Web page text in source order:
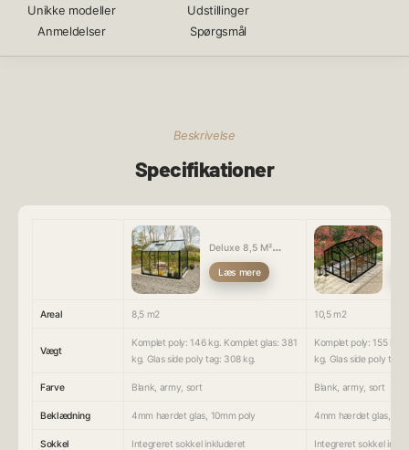
Unikke modeller
Udstillinger
Anmeldelser
Spørgsmål
Beskrivelse
Specifikationer
Deluxe 8,5 M²
drivhus
Læs mere
Areal 8,5 m2 10,5 m2
Vægt
Komplet poly: 146 kg. Komplet glas: 381
kg. Glas side poly tag: 308 kg.
Komplet poly: 155 kg.
kg. Glas side poly tag:
Farve Blank, army, sort Blank, army, sort
Beklædning 4mm hærdet glas, 10mm poly 4mm hærdet glas,
Sokkel Integreret sokkel inkluderet Integreret sokkel